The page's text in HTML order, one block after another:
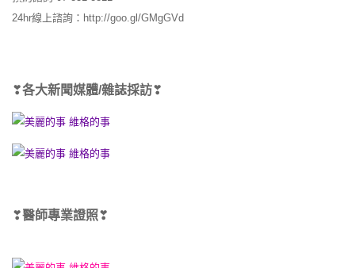
24hr線上諮詢：http://goo.gl/GMgGVd
❣各大新聞媒體/雜誌採訪❣
❣醫師專業證照❣